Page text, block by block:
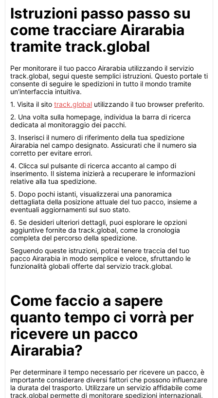
Istruzioni passo passo su
come tracciare Airarabia
tramite track.global
Per monitorare il tuo pacco Airarabia utilizzando il servizio
track.global, segui queste semplici istruzioni. Questo portale ti
consente di seguire le spedizioni in tutto il mondo tramite
un'interfaccia intuitiva.
1. Visita il sito track.global utilizzando il tuo browser preferito.
2. Una volta sulla homepage, individua la barra di ricerca
dedicata al monitoraggio dei pacchi.
3. Inserisci il numero di riferimento della tua spedizione
Airarabia nel campo designato. Assicurati che il numero sia
corretto per evitare errori.
4. Clicca sul pulsante di ricerca accanto al campo di
inserimento. Il sistema inizierà a recuperare le informazioni
relative alla tua spedizione.
5. Dopo pochi istanti, visualizzerai una panoramica
dettagliata della posizione attuale del tuo pacco, insieme a
eventuali aggiornamenti sul suo stato.
6. Se desideri ulteriori dettagli, puoi esplorare le opzioni
aggiuntive fornite da track.global, come la cronologia
completa del percorso della spedizione.
Seguendo queste istruzioni, potrai tenere traccia del tuo
pacco Airarabia in modo semplice e veloce, sfruttando le
funzionalità globali offerte dal servizio track.global.
Come faccio a sapere
quanto tempo ci vorrà per
ricevere un pacco
Airarabia?
Per determinare il tempo necessario per ricevere un pacco, è
importante considerare diversi fattori che possono influenzare
la durata del trasporto. Utilizzare un servizio affidabile come
track.global permette di monitorare spedizioni internazionali,